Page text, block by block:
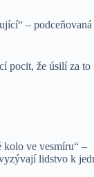
– podceňovaná
pocit, že úsilí za to
kolo ve vesmíru“ –
lidstvo k